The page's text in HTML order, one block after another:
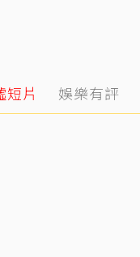
短片 娛樂有評